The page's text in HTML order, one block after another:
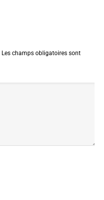
Les champs obligatoires sont